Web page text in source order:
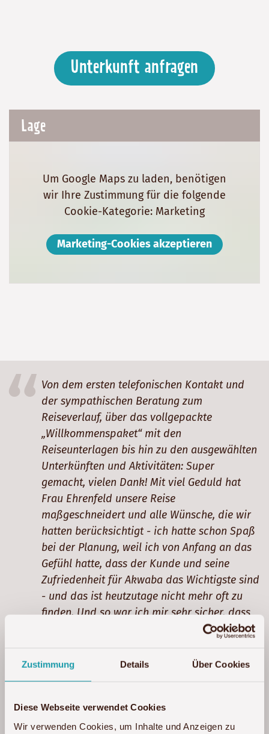
Zustimmung Details Über Cookies
Diese Webseite verwendet Cookies
Wir verwenden Cookies, um Inhalte und Anzeigen zu
Unterkunft anfragen
Lage
Um Google Maps zu laden, benötigen
wir Ihre Zustimmung für die folgende
Cookie-Kategorie: Marketing
Marketing-Cookies akzeptieren
Von dem ersten telefonischen Kontakt und
der sympathischen Beratung zum
Reiseverlauf, über das vollgepackte
„Willkommenspaket“ mit den
Reiseunterlagen bis hin zu den ausgewählten
Unterkünften und Aktivitäten: Super
gemacht, vielen Dank! Mit viel Geduld hat
Frau Ehrenfeld unsere Reise
maßgeschneidert und alle Wünsche, die wir
hatten berücksichtigt - ich hatte schon Spaß
bei der Planung, weil ich von Anfang an das
Gefühl hatte, dass der Kunde und seine
Zufriedenheit für Akwaba das Wichtigste sind
- und das ist heutzutage nicht mehr oft zu
finden. Und so war ich mir sehr sicher, dass
unser erster Afrika-Urlaub nach diesem
Auftakt einfach super werden muss … und
was soll ich sagen: Er war traumhaft! Liebes
Akwaba-Team, bis zum nächsten Mal!
meiner Liste ;-).Mehr lesen »